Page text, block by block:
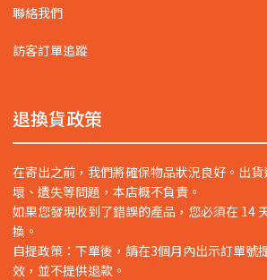
聯絡我們
訪客訂單追蹤
退換貨政策
在寄出之前，我們將確保物品狀況良好。出
壞、遺失等問題，本店概不負責。
如果您發現收到了錯誤的產品，您必須在 14
換。
自提政策：下單後，請在3個月內出示訂單號
效，並不提供退款。